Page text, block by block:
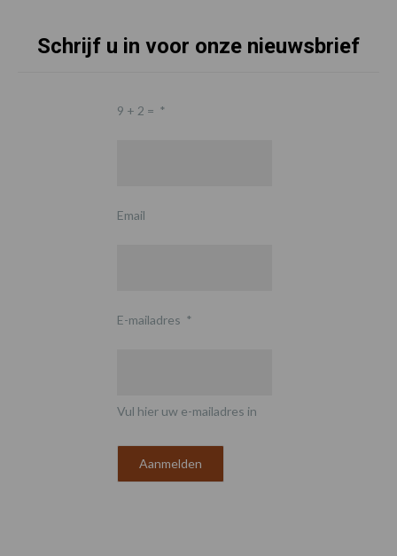
Schrijf u in voor onze nieuwsbrief
9 + 2 = *
Email
E-mailadres *
Vul hier uw e-mailadres in